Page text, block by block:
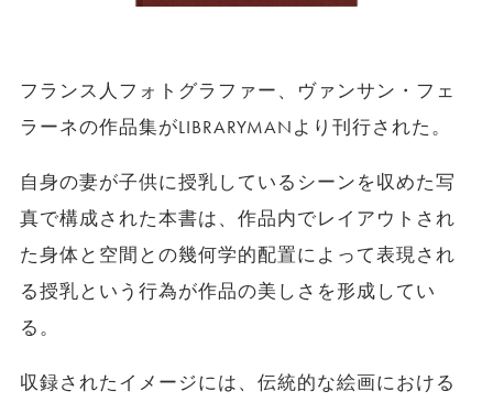
フランス人フォトグラファー、ヴァンサン・フェ
ラーネの作品集がLIBRARYMANより刊行された。
自身の妻が子供に授乳しているシーンを収めた写
真で構成された本書は、作品内でレイアウトされ
た身体と空間との幾何学的配置によって表現され
る授乳という行為が作品の美しさを形成してい
る。
収録されたイメージには、伝統的な絵画における